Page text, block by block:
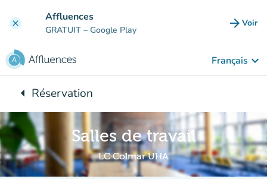
clear Affluences
GRATUIT – Google Play arrow_forward Voir
Français keyboard_arrow_down
arrow_leftRetour à :
Réservation
Salles de travail
LC Colmar UHA